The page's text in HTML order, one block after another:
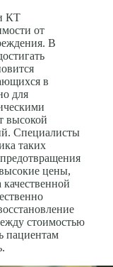
КТ
от
В
в
для
высокой
Специалисты
таких
цены,
стоимостью
пациентам